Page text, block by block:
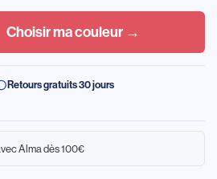
Choisir ma couleur →
Retours gratuits 30 jours
Alma dès 100€